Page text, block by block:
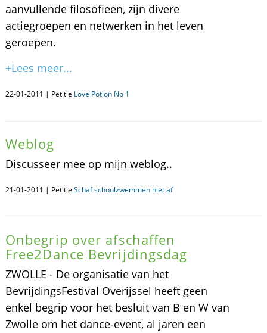
aanvullende filosofieen, zijn divere
actiegroepen en netwerken in het leven
geroepen.
+Lees meer...
22-01-2011 | Petitie Love Potion No 1
Weblog
Discusseer mee op mijn weblog..
21-01-2011 | Petitie Schaf schoolzwemmen niet af
Onbegrip over afschaffen
Free2Dance Bevrijdingsdag
ZWOLLE - De organisatie van het
BevrijdingsFestival Overijssel heeft geen
enkel begrip voor het besluit van B en W van
Zwolle om het dance-event, al jaren een